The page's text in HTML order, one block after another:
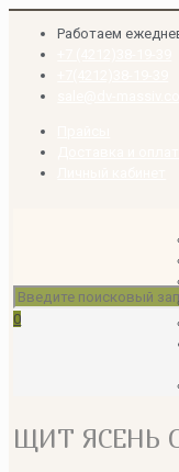
Работаем
0
ЩИТ ЯСЕНЬ